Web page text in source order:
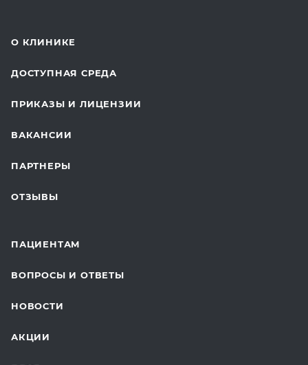
ЛАБОРАТОРНЫЕ ИССЛЕДОВАНИЯ
ДЛЯ БУДУЩИХ МАМ
О КЛИНИКЕ
ДОСТУПНАЯ СРЕДА
ПРИКАЗЫ И ЛИЦЕНЗИИ
ВАКАНСИИ
ПАРТНЕРЫ
ОТЗЫВЫ
ПАЦИЕНТАМ
ВОПРОСЫ И ОТВЕТЫ
НОВОСТИ
АКЦИИ